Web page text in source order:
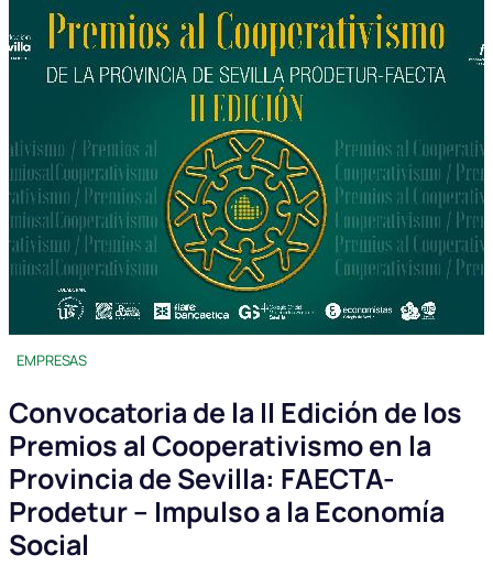
EMPRESAS
Convocatoria de la II Edición de los
Premios al Cooperativismo en la
Provincia de Sevilla: FAECTA-
Prodetur – Impulso a la Economía
Social